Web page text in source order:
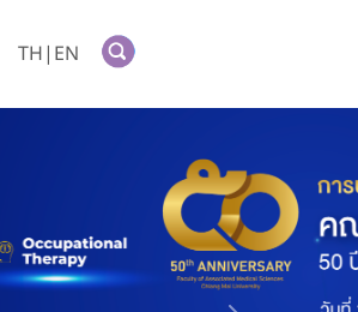
TH|EN